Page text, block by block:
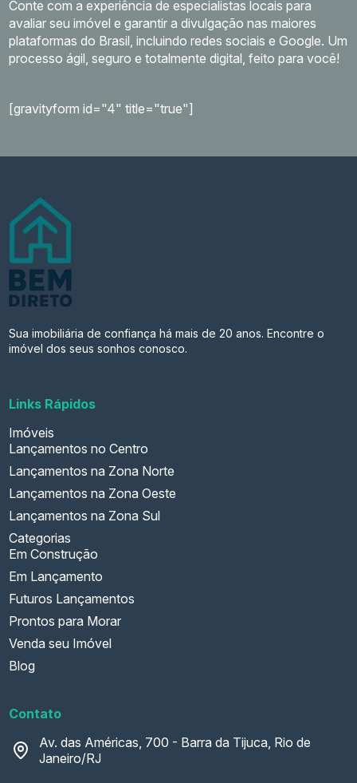
Conte com a experiência de especialistas locais para
avaliar seu imóvel e garantir a divulgação nas maiores
plataformas do Brasil, incluindo redes sociais e Google. Um
processo ágil, seguro e totalmente digital, feito para você!
[gravityform id="4" title="true"]
Sua imobiliária de confiança há mais de 20 anos. Encontre o
imóvel dos seus sonhos conosco.
Links Rápidos
Imóveis
Lançamentos no Centro
Lançamentos na Zona Norte
Lançamentos na Zona Oeste
Lançamentos na Zona Sul
Categorias
Em Construção
Em Lançamento
Futuros Lançamentos
Prontos para Morar
Venda seu Imóvel
Blog
Contato
Av. das Américas, 700 - Barra da Tijuca, Rio de
Janeiro/RJ